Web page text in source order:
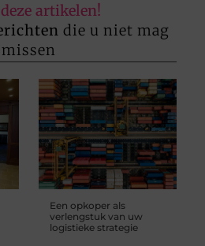
artikelen!
die u niet mag
missen
Een opkoper als
verlengstuk van uw
logistieke strategie